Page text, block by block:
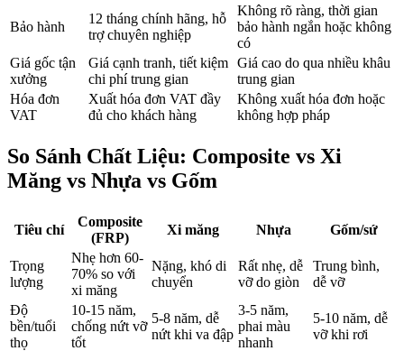
Bảo hành
12 tháng chính hãng, hỗ
trợ chuyên nghiệp
Không rõ ràng, thời gian
bảo hành ngắn hoặc không
có
Giá gốc tận
xưởng
Giá cạnh tranh, tiết kiệm
chi phí trung gian
Giá cao do qua nhiều khâu
trung gian
Hóa đơn
VAT
Xuất hóa đơn VAT đầy
đủ cho khách hàng
Không xuất hóa đơn hoặc
không hợp pháp
So Sánh Chất Liệu: Composite vs Xi
Măng vs Nhựa vs Gốm
Tiêu chí
Composite
(FRP)
Xi măng Nhựa Gốm/sứ
Trọng
lượng
Nhẹ hơn 60-
70% so với
xi măng
Nặng, khó di
chuyển
Rất nhẹ, dễ
vỡ do giòn
Trung bình,
dễ vỡ
Độ
bền/tuổi
thọ
10-15 năm,
chống nứt vỡ
tốt
5-8 năm, dễ
nứt khi va đập
3-5 năm,
phai màu
nhanh
5-10 năm, dễ
vỡ khi rơi